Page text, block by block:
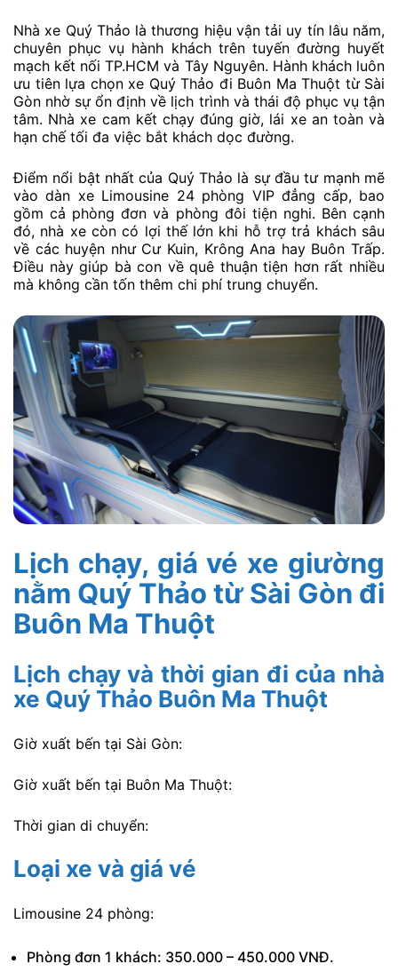
Nhà xe Quý Thảo là thương hiệu vận tải uy tín lâu năm,
chuyên phục vụ hành khách trên tuyến đường huyết
mạch kết nối TP.HCM và Tây Nguyên. Hành khách luôn
ưu tiên lựa chọn xe Quý Thảo đi Buôn Ma Thuột từ Sài
Gòn nhờ sự ổn định về lịch trình và thái độ phục vụ tận
tâm. Nhà xe cam kết chạy đúng giờ, lái xe an toàn và
hạn chế tối đa việc bắt khách dọc đường.
Điểm nổi bật nhất của Quý Thảo là sự đầu tư mạnh mẽ
vào dàn xe Limousine 24 phòng VIP đẳng cấp, bao
gồm cả phòng đơn và phòng đôi tiện nghi. Bên cạnh
đó, nhà xe còn có lợi thế lớn khi hỗ trợ trả khách sâu
về các huyện như Cư Kuin, Krông Ana hay Buôn Trấp.
Điều này giúp bà con về quê thuận tiện hơn rất nhiều
mà không cần tốn thêm chi phí trung chuyển.
Lịch chạy, giá vé xe giường
nằm Quý Thảo từ Sài Gòn đi
Buôn Ma Thuột
Lịch chạy và thời gian đi của nhà
xe Quý Thảo Buôn Ma Thuột
Giờ xuất bến tại Sài Gòn:
Giờ xuất bến tại Buôn Ma Thuột:
Thời gian di chuyển:
Loại xe và giá vé
Limousine 24 phòng:
Phòng đơn 1 khách: 350.000 – 450.000 VNĐ.